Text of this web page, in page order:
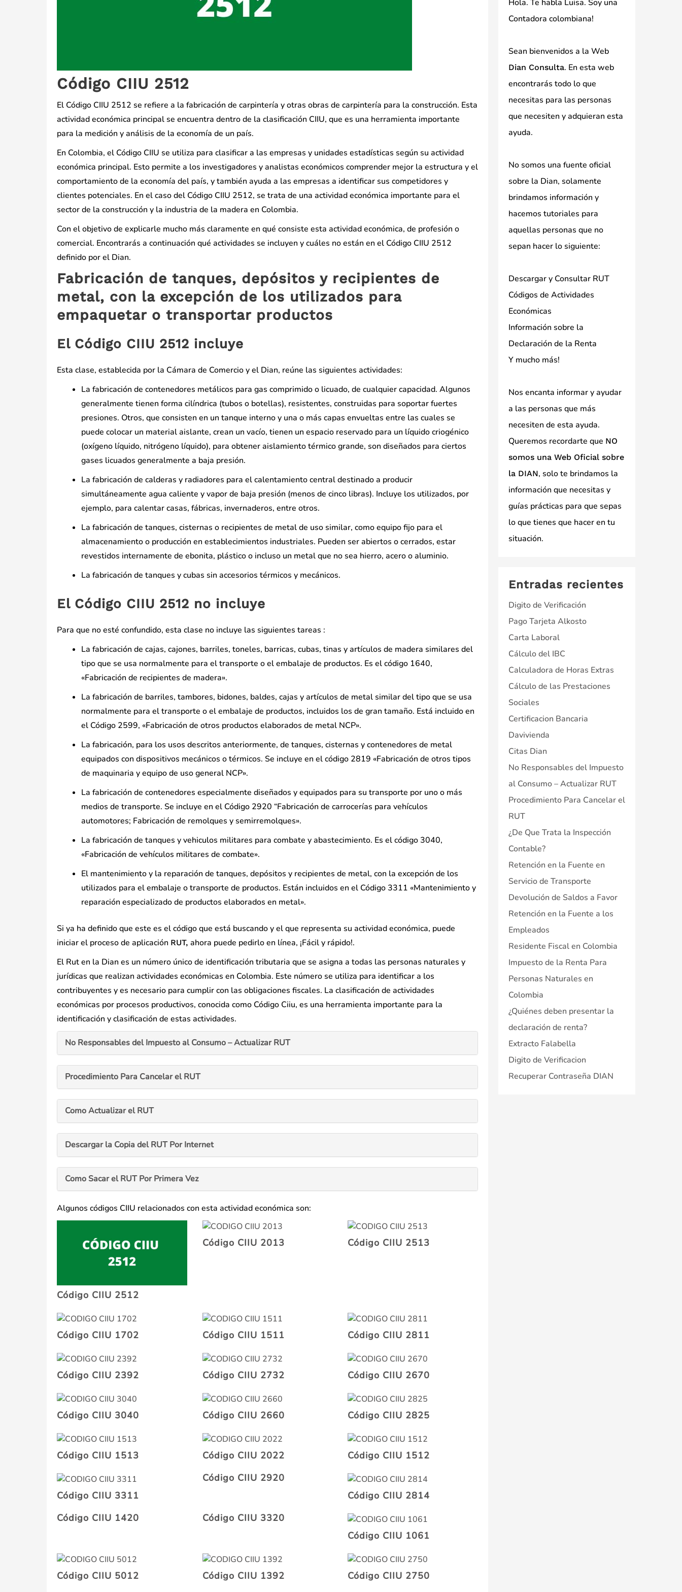
Código CIIU 2512
El Código CIIU 2512 se refiere a la fabricación de carpintería y otras obras de carpintería para la construcción. Esta
actividad económica principal se encuentra dentro de la clasificación CIIU, que es una herramienta importante
para la medición y análisis de la economía de un país.
En Colombia, el Código CIIU se utiliza para clasificar a las empresas y unidades estadísticas según su actividad
económica principal. Esto permite a los investigadores y analistas económicos comprender mejor la estructura y el
comportamiento de la economía del país, y también ayuda a las empresas a identificar sus competidores y
clientes potenciales. En el caso del Código CIIU 2512, se trata de una actividad económica importante para el
sector de la construcción y la industria de la madera en Colombia.
Con el objetivo de explicarle mucho más claramente en qué consiste esta actividad económica, de profesión o
comercial. Encontrarás a continuación qué actividades se incluyen y cuáles no están en el Código CIIU 2512
definido por el Dian.
Fabricación de tanques, depósitos y recipientes de
metal, con la excepción de los utilizados para
empaquetar o transportar productos
El Código CIIU 2512 incluye
Esta clase, establecida por la Cámara de Comercio y el Dian, reúne las siguientes actividades:
La fabricación de contenedores metálicos para gas comprimido o licuado, de cualquier capacidad. Algunos
generalmente tienen forma cilíndrica (tubos o botellas), resistentes, construidas para soportar fuertes
presiones. Otros, que consisten en un tanque interno y una o más capas envueltas entre las cuales se
puede colocar un material aislante, crean un vacío, tienen un espacio reservado para un líquido criogénico
(oxígeno líquido, nitrógeno líquido), para obtener aislamiento térmico grande, son diseñados para ciertos
gases licuados generalmente a baja presión.
La fabricación de calderas y radiadores para el calentamiento central destinado a producir
simultáneamente agua caliente y vapor de baja presión (menos de cinco libras). Incluye los utilizados, por
ejemplo, para calentar casas, fábricas, invernaderos, entre otros.
La fabricación de tanques, cisternas o recipientes de metal de uso similar, como equipo fijo para el
almacenamiento o producción en establecimientos industriales. Pueden ser abiertos o cerrados, estar
revestidos internamente de ebonita, plástico o incluso un metal que no sea hierro, acero o aluminio.
La fabricación de tanques y cubas sin accesorios térmicos y mecánicos.
El Código CIIU 2512 no incluye
Para que no esté confundido, esta clase no incluye las siguientes tareas :
La fabricación de cajas, cajones, barriles, toneles, barricas, cubas, tinas y artículos de madera similares del
tipo que se usa normalmente para el transporte o el embalaje de productos. Es el código 1640,
«Fabricación de recipientes de madera».
La fabricación de barriles, tambores, bidones, baldes, cajas y artículos de metal similar del tipo que se usa
normalmente para el transporte o el embalaje de productos, incluidos los de gran tamaño. Está incluido en
el Código 2599, «Fabricación de otros productos elaborados de metal NCP».
La fabricación, para los usos descritos anteriormente, de tanques, cisternas y contenedores de metal
equipados con dispositivos mecánicos o térmicos. Se incluye en el código 2819 «Fabricación de otros tipos
de maquinaria y equipo de uso general NCP».
La fabricación de contenedores especialmente diseñados y equipados para su transporte por uno o más
medios de transporte. Se incluye en el Código 2920 “Fabricación de carrocerías para vehículos
automotores; Fabricación de remolques y semirremolques».
La fabricación de tanques y vehiculos militares para combate y abastecimiento. Es el código 3040,
«Fabricación de vehículos militares de combate».
El mantenimiento y la reparación de tanques, depósitos y recipientes de metal, con la excepción de los
utilizados para el embalaje o transporte de productos. Están incluidos en el Código 3311 «Mantenimiento y
reparación especializado de productos elaborados en metal».
Si ya ha definido que este es el código que está buscando y el que representa su actividad económica, puede
iniciar el proceso de aplicación RUT, ahora puede pedirlo en línea, ¡Fácil y rápido!.
El Rut en la Dian es un número único de identificación tributaria que se asigna a todas las personas naturales y
jurídicas que realizan actividades económicas en Colombia. Este número se utiliza para identificar a los
contribuyentes y es necesario para cumplir con las obligaciones fiscales. La clasificación de actividades
económicas por procesos productivos, conocida como Código Ciiu, es una herramienta importante para la
identificación y clasificación de estas actividades.
No Responsables del Impuesto al Consumo – Actualizar RUT
Procedimiento Para Cancelar el RUT
Como Actualizar el RUT
Descargar la Copia del RUT Por Internet
Como Sacar el RUT Por Primera Vez
Algunos códigos CIIU relacionados con esta actividad económica son:
Código CIIU 2512
Código CIIU 2013 Código CIIU 2513
Código CIIU 1702 Código CIIU 1511 Código CIIU 2811
Código CIIU 2392 Código CIIU 2732 Código CIIU 2670
Código CIIU 3040 Código CIIU 2660 Código CIIU 2825
Código CIIU 1513 Código CIIU 2022 Código CIIU 1512
Código CIIU 3311
Código CIIU 2920
Código CIIU 2814
Código CIIU 1420
Código CIIU 3320
Código CIIU 1061
Código CIIU 5012 Código CIIU 1392 Código CIIU 2750
Hola. Te habla Luisa. Soy una
Contadora colombiana!
Sean bienvenidos a la Web
Dian Consulta. En esta web
encontrarás todo lo que
necesitas para las personas
que necesiten y adquieran esta
ayuda.
No somos una fuente oficial
sobre la Dian, solamente
brindamos información y
hacemos tutoriales para
aquellas personas que no
sepan hacer lo siguiente:
Descargar y Consultar RUT
Códigos de Actividades
Económicas
Información sobre la
Declaración de la Renta
Y mucho más!
Nos encanta informar y ayudar
a las personas que más
necesiten de esta ayuda.
Queremos recordarte que NO
somos una Web Oficial sobre
la DIAN, solo te brindamos la
información que necesitas y
guías prácticas para que sepas
lo que tienes que hacer en tu
situación.
Entradas recientes
Digito de Verificación
Pago Tarjeta Alkosto
Carta Laboral
Cálculo del IBC
Calculadora de Horas Extras
Cálculo de las Prestaciones
Sociales
Certificacion Bancaria
Davivienda
Citas Dian
No Responsables del Impuesto
al Consumo – Actualizar RUT
Procedimiento Para Cancelar el
RUT
¿De Que Trata la Inspección
Contable?
Retención en la Fuente en
Servicio de Transporte
Devolución de Saldos a Favor
Retención en la Fuente a los
Empleados
Residente Fiscal en Colombia
Impuesto de la Renta Para
Personas Naturales en
Colombia
¿Quiénes deben presentar la
declaración de renta?
Extracto Falabella
Digito de Verificacion
Recuperar Contraseña DIAN